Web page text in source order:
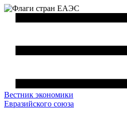
Вестник экономики
Евразийского союза